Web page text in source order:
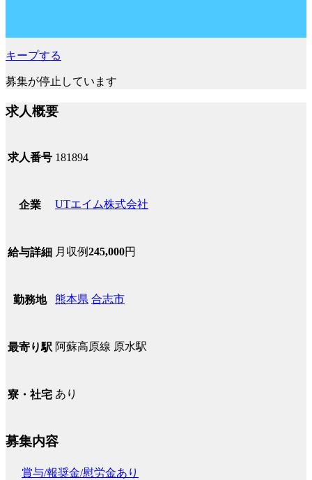
キープする
募集が停止しています
求人概要
求人番号 181894
企業 UTエイム株式会社
給与詳細 月収例245,000円
勤務地 熊本県 合志市
最寄り駅 阿蘇高原線 原水駅
寮・社宅 あり
募集内容
賞与/報奨金/慰労金あり